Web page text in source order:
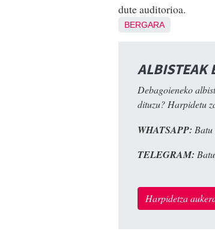
dute auditorioa.
BERGARA
ALBISTEAK
Debagoieneko
dituzu? Harpidetu
WHATSAPP: Batu
TELEGRAM:
Harpidetza